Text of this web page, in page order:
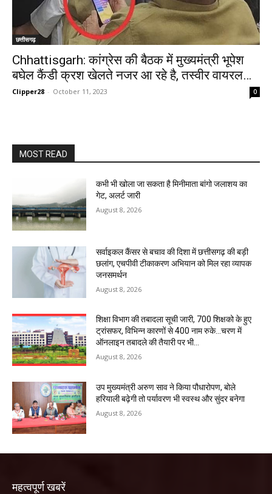
छत्तीसगढ़
Chhattisgarh: कांग्रेस की बैठक में मुख्यमंत्री भूपेश
बघेल कैंडी क्रश खेलते नजर आ रहे है, तस्वीर वायरल…
Clipper28 - October 11, 2023 0
MOST READ
कभी भी खोला जा सकता है मिनीमाता बांगो जलाशय का
गेट, अलर्ट जारी
August 8, 2026
सर्वाइकल कैंसर से बचाव की दिशा में छत्तीसगढ़ की बड़ी
छलांग, एचपीवी टीकाकरण अभियान को मिल रहा व्यापक
जनसमर्थन
August 8, 2026
शिक्षा विभाग की तबादला सूची जारी, 700 शिक्षको के हुए
ट्रांसफर, विभिन्न कारणों से 400 नाम रुके…चरण में
ऑनलाइन तबादले की तैयारी पर भी...
August 8, 2026
उप मुख्यमंत्री अरुण साव ने किया पौधारोपण, बोले
हरियाली बढ़ेगी तो पर्यावरण भी स्वस्थ और सुंदर बनेगा
August 8, 2026
महत्वपूर्ण खबरें